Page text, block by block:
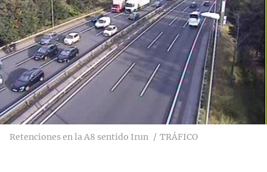
Retenciones en la A8 sentido Irun TRÁFICO